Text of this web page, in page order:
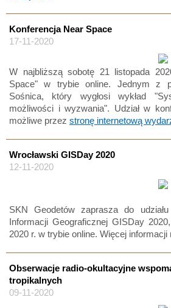
Konferencja Near Space
17-11-2020
W najbliższą sobotę 21 listopada
Space" w trybie online. Jednym z
Sośnica, który wygłosi wykład
możliwości i wyzwania". Udział w
możliwe przez stronę internetową
Wrocławski GISDay 2020
12-11-2020
SKN Geodetów zaprasza do
Informacji Geograficznej GISDay
2020 r. w trybie online. Więcej informacji
Obserwacje radio-okultacyjne
tropikalnych
09-11-2020